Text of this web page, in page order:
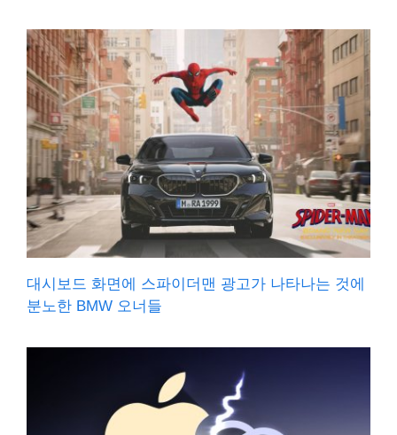
대시보드 화면에 스파이더맨 광고가 나타나는 것에
분노한 BMW 오너들